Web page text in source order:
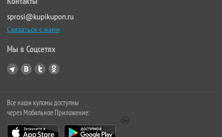
sprosi@kupikupon.ru
Связаться с нами
Мы в Соцсетях
Все наши купоны доступны
через Мобильное Приложение: